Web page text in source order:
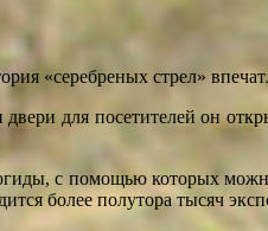
«серебреных стрел»
для посетителей он
с помощью которых
более полутора тысяч